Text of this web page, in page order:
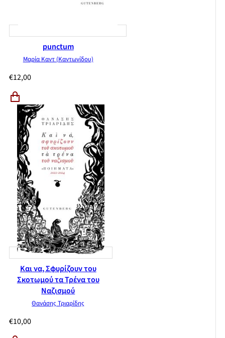
punctum
Μαρία Καντ (Καντωνίδου)
€12,00
Και να, Σφυρίζουν του
Σκοτωμού τα Τρένα του
Ναζισμού
Θανάσης Τριαρίδης
€10,00